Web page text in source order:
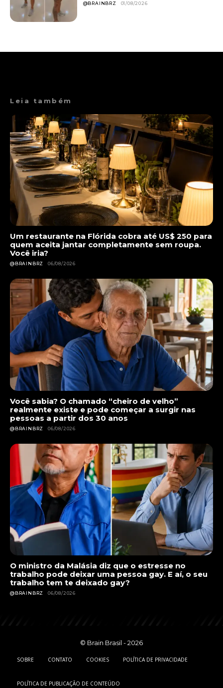
@BRAINBRZ 01/08/2026
Leia também
Um restaurante na Flórida cobra até US$ 250 para
quem aceita jantar completamente sem roupa.
Você iria?
@BRAINBRZ 06/08/2026
Você sabia? O chamado “cheiro de velho”
realmente existe e pode começar a surgir nas
pessoas a partir dos 30 anos
@BRAINBRZ 06/08/2026
O ministro da Malásia diz que o estresse no
trabalho pode deixar uma pessoa gay. E aí, o seu
trabalho tem te deixado gay?
@BRAINBRZ 06/08/2026
© Brain Brasil - 2026
SOBRE CONTATO COOKIES POLÍTICA DE PRIVACIDADE
POLÍTICA DE PUBLICAÇÃO DE CONTEÚDO